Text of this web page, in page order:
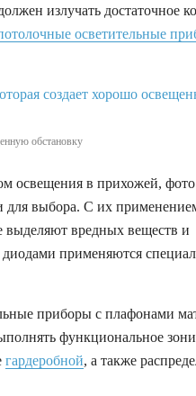
излучать достаточное
осветительные
обстановку
освещения в прихожей,
для выбора. С их
выделяют вредных веществ и
применяются
приборы с плафонами
функциональное
гардеробной, а также